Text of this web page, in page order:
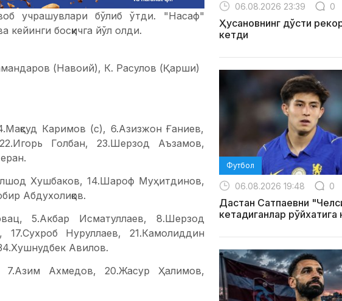
учрашувлари бўлиб ўтди. "Насаф"
босқичга йўл олди.
(Навоий), К. Расулов (Қарши)
Каримов (с), 6.Азизжон Ғаниев,
Голбан, 23.Шерзод Аъзамов,
Хушбаков, 14.Шароф Муҳитдинов,
Абдухолиқов.
5.Акбар Исматуллаев, 8.Шерзод
Нуруллаев, 21.Камолиддин
Авилов.
7.Азим Ахмедов, 20.Жасур Ҳалимов,
06.08.2026 23:39 0
Ҳусановнинг дўсти
кетди
Футбол
06.08.2026 19:48 0
Дастан Сатпаевни
кетадиганлар